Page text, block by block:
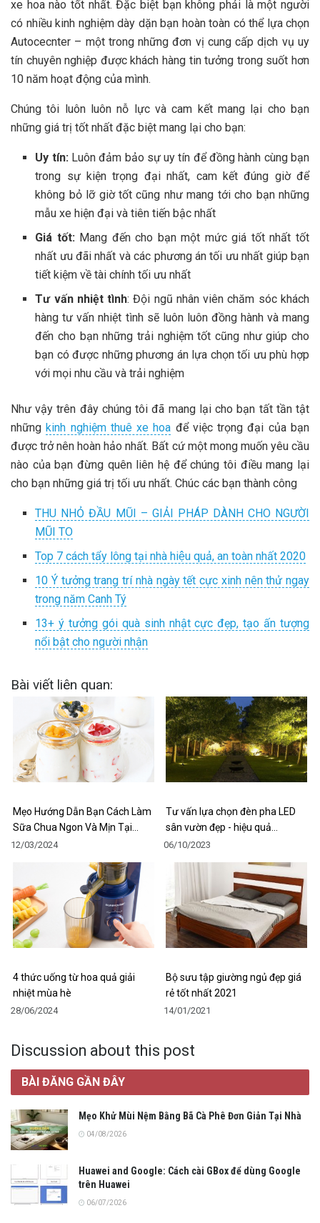
xe hoa nào tốt nhất. Đặc biệt bạn không phải là một người
có nhiều kinh nghiệm dày dặn bạn hoàn toàn có thể lựa chọn
Autocecnter – một trong những đơn vị cung cấp dịch vụ uy
tín chuyên nghiệp được khách hàng tin tưởng trong suốt hơn
10 năm hoạt động của mình.
Chúng tôi luôn luôn nỗ lực và cam kết mang lại cho bạn
những giá trị tốt nhất đặc biệt mang lại cho bạn:
Uy tín:Luôn đảm bảo sự uy tín để đồng hành cùng bạn
trong sự kiện trọng đại nhất, cam kết đúng giờ để
không bỏ lỡ giờ tốt cũng như mang tới cho bạn những
mẫu xe hiện đại và tiên tiến bậc nhất
Giá tốt:Mang đến cho bạn một mức giá tốt nhất tốt
nhất ưu đãi nhất và các phương án tối ưu nhất giúp bạn
tiết kiệm về tài chính tối ưu nhất
Tư vấn nhiệt tình: Đội ngũ nhân viên chăm sóc khách
hàng tư vấn nhiệt tình sẽ luôn luôn đồng hành và mang
đến cho bạn những trải nghiệm tốt cũng như giúp cho
bạn có được những phương án lựa chọn tối ưu phù hợp
với mọi nhu cầu và trải nghiệm
Như vậy trên đây chúng tôi đã mang lại cho bạn tất tần tật
nhữngkinh nghiệm thuê xe hoa để việc trọng đại của bạn
được trở nên hoàn hảo nhất. Bất cứ một mong muốn yêu cầu
nào của bạn đừng quên liên hệ để chúng tôi điều mang lại
cho bạn những giá trị tối ưu nhất. Chúc các bạn thành công
THU NHỎ ĐẦU MŨI – GIẢI PHÁP DÀNH CHO NGƯỜI
MŨI TO
Top 7 cách tẩy lông tại nhà hiệu quả, an toàn nhất 2020
10 Ý tưởng trang trí nhà ngày tết cực xinh nên thử ngay
trong năm Canh Tý
13+ ý tưởng gói quà sinh nhật cực đẹp, tạo ấn tượng
nổi bật cho người nhận
Bài viết liên quan:
Mẹo Hướng Dẫn Bạn Cách Làm
Sữa Chua Ngon Và Mịn Tại…
12/03/2024
Tư vấn lựa chọn đèn pha LED
sân vườn đẹp - hiệu quả…
06/10/2023
4 thức uống từ hoa quả giải
nhiệt mùa hè
28/06/2024
Bộ sưu tập giường ngủ đẹp giá
rẻ tốt nhất 2021
14/01/2021
Discussion about this post
BÀI ĐĂNG GẦN ĐÂY
Mẹo Khử Mùi Nệm Bằng Bã Cà Phê Đơn Giản Tại Nhà
04/08/2026
Huawei and Google: Cách cài GBox để dùng Google
trên Huawei
06/07/2026